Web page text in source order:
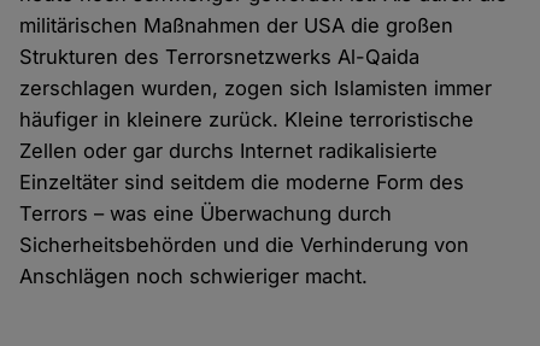
militärischen Maßnahmen der USA die großen
Strukturen des Terrorsnetzwerks Al-Qaida
zerschlagen wurden, zogen sich Islamisten immer
häufiger in kleinere zurück. Kleine terroristische
Zellen oder gar durchs Internet radikalisierte
Einzeltäter sind seitdem die moderne Form des
Terrors – was eine Überwachung durch
Sicherheitsbehörden und die Verhinderung von
Anschlägen noch schwieriger macht.